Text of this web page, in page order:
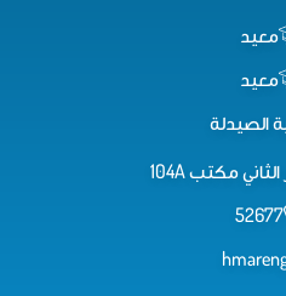
معيد
معيد
الصيدلة
52677